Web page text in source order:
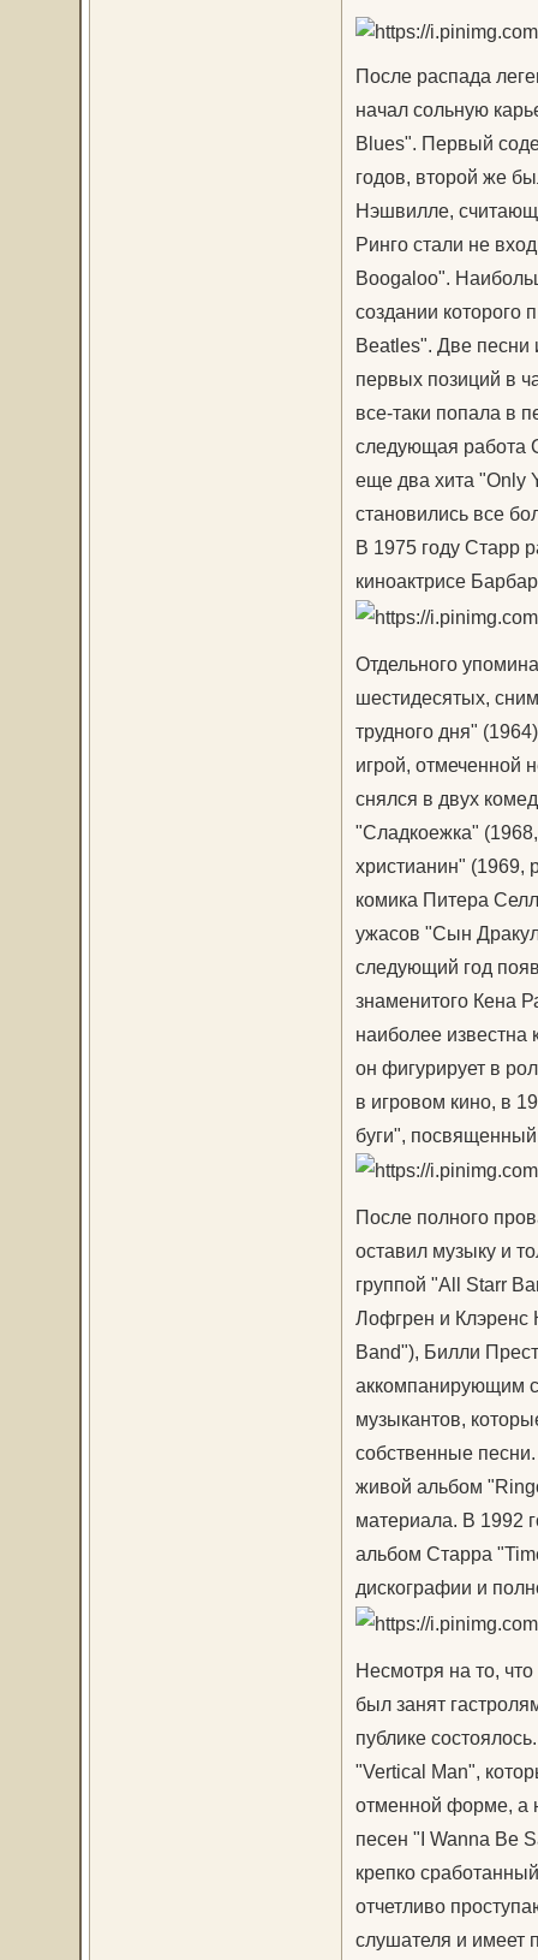
После распада
начал сольную
Blues". Первый
годов, второй же
Нэшвилле,
Ринго стали не
Boogaloo".
создании которого
Beatles". Две песни
первых позиций в
все-таки попала в
следующая работа
еще два хита "Only
становились все
В 1975 году Старр
киноактрисе
Отдельного
шестидесятых,
трудного дня"
игрой, отмеченной
снялся в двух
"Сладкоежка"
христианин" (1969,
комика Питера
ужасов "Сын
следующий год
знаменитого Кена
наиболее
он фигурирует в
в игровом кино, в
буги",
После полного
оставил музыку и
группой "All Starr
Лофгрен и Клэренс
Band"), Билли
аккомпанирующим
музыкантов,
собственные
живой альбом
материала. В 1992
альбом Старра
дискографии и
Несмотря на то,
был занят
публике
"Vertical Man",
отменной форме, а
песен "I Wanna Be
крепко
отчетливо
слушателя и имеет